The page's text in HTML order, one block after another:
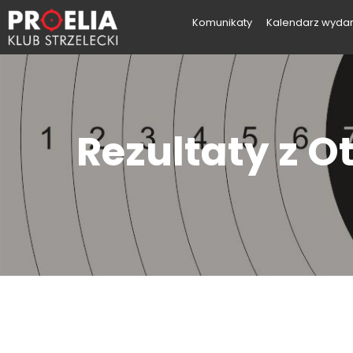
Komunikaty Kalendarz
Rezultaty z